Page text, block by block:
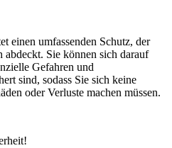
einen umfassenden Schutz, der
Sie können sich darauf
Gefahren und
sind, sodass Sie sich keine
oder Verluste machen müssen.